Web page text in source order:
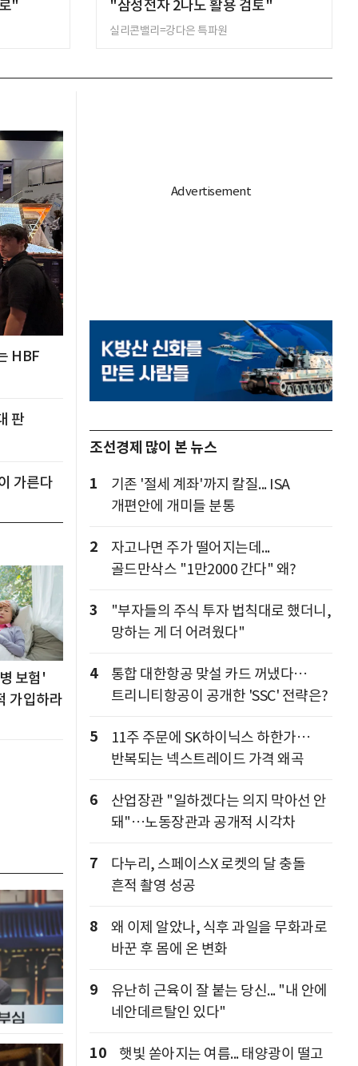
"
"삼성전자 2나노 활용 검토"
실리콘밸리=강다은 특파원
HBF
판
가른다
보험'
가입하라
조선경제 많이 본 뉴스
1
기존 '절세 계좌'까지 칼질... ISA
개편안에 개미들 분통
2
자고나면 주가 떨어지는데...
골드만삭스 "1만2000 간다" 왜?
3
"부자들의 주식 투자 법칙대로 했더니,
망하는 게 더 어려웠다"
4
통합 대한항공 맞설 카드 꺼냈다…
트리니티항공이 공개한 'SSC' 전략은?
5
11주 주문에 SK하이닉스 하한가…
반복되는 넥스트레이드 가격 왜곡
6
산업장관 "일하겠다는 의지 막아선 안
돼"…노동장관과 공개적 시각차
7
다누리, 스페이스X 로켓의 달 충돌
흔적 촬영 성공
8
왜 이제 알았나, 식후 과일을 무화과로
바꾼 후 몸에 온 변화
9
유난히 근육이 잘 붙는 당신... "내 안에
네안데르탈인 있다"
10 햇빛 쏟아지는 여름... 태양광이 떨고